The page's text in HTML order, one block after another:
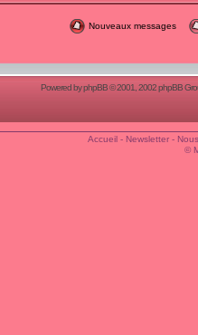
Nouveaux messages
Powered byphpBB© 2001, 2002 phpBB
Accueil- Newsletter-
©